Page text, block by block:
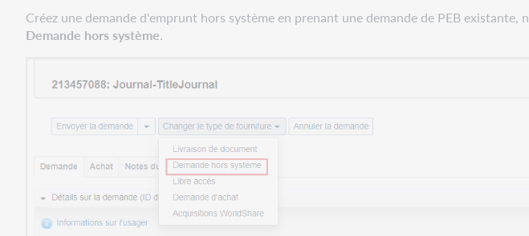
d'une
demande
système
mises
jour
demande
hors
Créez une demande d'emprunt hors système en prenant une demande de PEB
Demande hors système.